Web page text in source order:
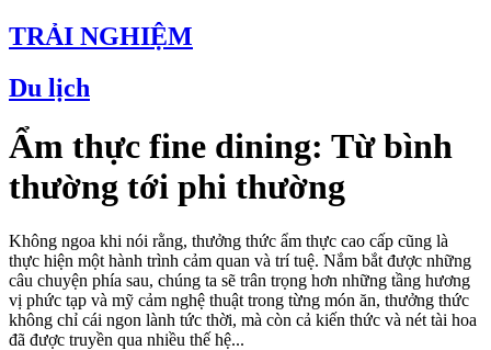
TRẢI NGHIỆM
Du lịch
Ẩm thực fine dining: Từ bình
thường tới phi thường
Không ngoa khi nói rằng, thưởng thức ẩm thực cao cấp cũng là
thực hiện một hành trình cảm quan và trí tuệ. Nắm bắt được những
câu chuyện phía sau, chúng ta sẽ trân trọng hơn những tầng hương
vị phức tạp và mỹ cảm nghệ thuật trong từng món ăn, thưởng thức
không chỉ cái ngon lành tức thời, mà còn cả kiến thức và nét tài hoa
đã được truyền qua nhiều thế hệ...